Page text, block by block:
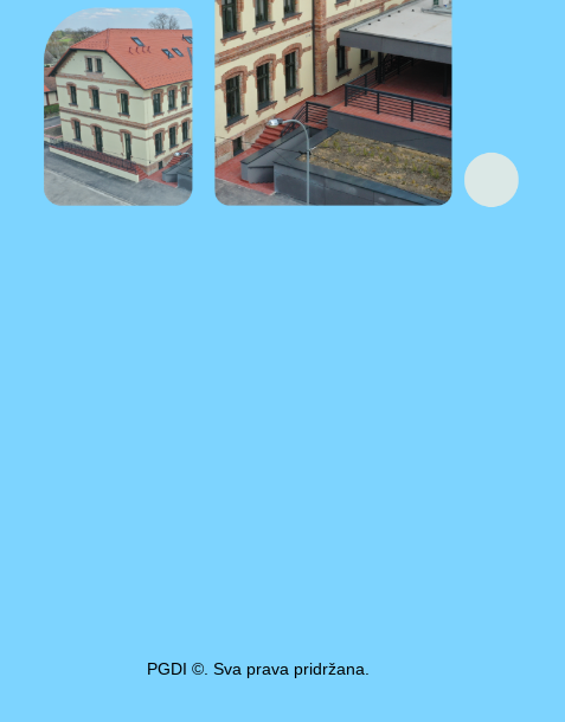
PGDI ©. Sva prava pridržana.